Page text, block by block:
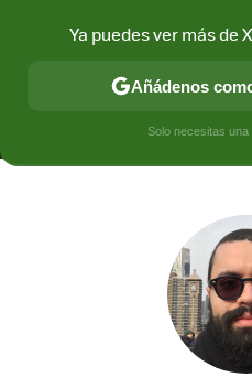
MÓVIL Y
Ya puedes ver más de
Añádenos
Solo necesitas